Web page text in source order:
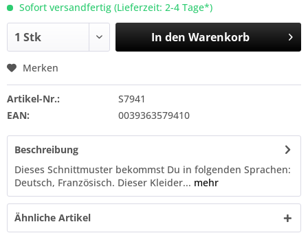
Sofort versandfertig (Lieferzeit: 2-4 Tage*)
In den Warenkorb
Merken
Artikel-Nr.:
S7941
EAN:
0039363579410
Beschreibung
Dieses Schnittmuster bekommst Du in folgenden Sprachen:
Deutsch, Französisch. Dieser Kleider... mehr
Ähnliche Artikel